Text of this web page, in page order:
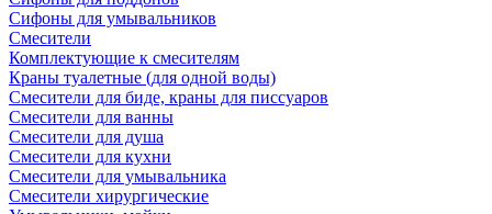
Сифоны для умывальников
Смесители
Комплектующие к смесителям
Краны туалетные (для одной воды)
Смесители для биде, краны для писсуаров
Смесители для ванны
Смесители для душа
Смесители для кухни
Смесители для умывальника
Смесители хирургические